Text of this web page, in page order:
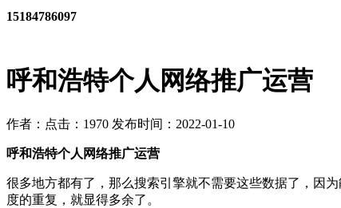
呼和浩特个人网络推广运营
作者： 点击：1970 发布时间：2022-01-10
呼和浩特个人网络推广运营
很多地方都有了，那么搜索引擎就不需要这些数据了，因
度的重复，就显得多余了。
15184786097